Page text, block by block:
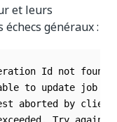
et leurs
généraux :
Id not found
to update job
aborted by client
.
Try again